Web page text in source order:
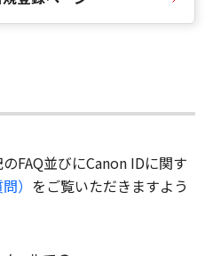
FAQ並びにCanon IDに関す
） をご覧いただきますよう